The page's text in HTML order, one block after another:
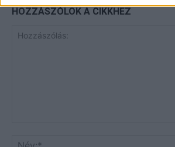
HOZZÁSZÓLOK A CIKKHEZ